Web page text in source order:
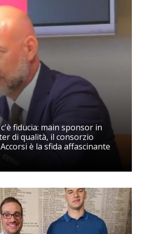
fiducia: main sponsor in
di qualità, il consorzio
è la sfida affascinante